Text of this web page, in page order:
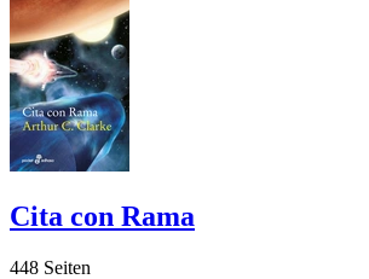
Cita con Rama
448 Seiten